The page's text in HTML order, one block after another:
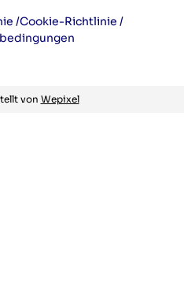
/Cookie-Richtlinie /
von Wepixel